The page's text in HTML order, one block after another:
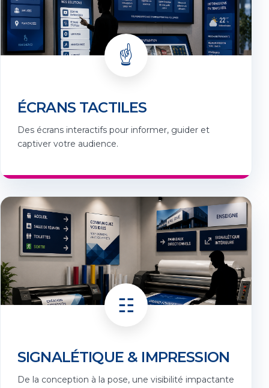
☝️
ÉCRANS TACTILES
Des écrans interactifs pour informer, guider et
captiver votre audience.
☷
SIGNALÉTIQUE & IMPRESSION
De la conception à la pose, une visibilité impactante